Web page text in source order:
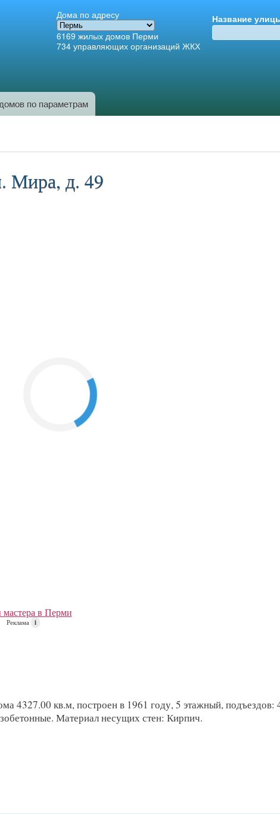
Дома по адресу
6169 жилых домов Перми
734 управляющих организаций ЖКХ
Название
по параметрам
Мира, д. 49
в Перми
Реклама i
кв.м, построен в 1961 году, 5 этажный, подъездов:
Материал несущих стен: Кирпич.